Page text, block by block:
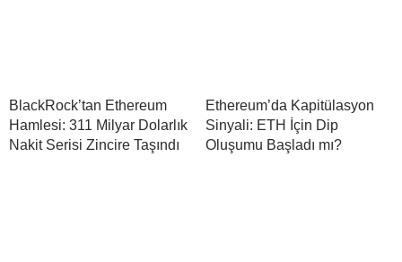
BlackRock’tan Ethereum
Hamlesi: 311 Milyar Dolarlık
Nakit Serisi Zincire Taşındı
Ethereum’da Kapitülasyon
Sinyali: ETH İçin Dip
Oluşumu Başladı mı?